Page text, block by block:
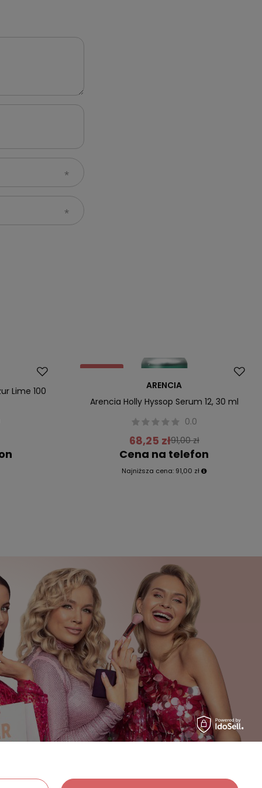
Lime 100
Promocja
ARENCIA
Arencia Holly Hyssop Serum 12, 30 ml
0.0
68,25 zł91,00 zł
Cena na telefon
Najniższa cena: 91,00 zł